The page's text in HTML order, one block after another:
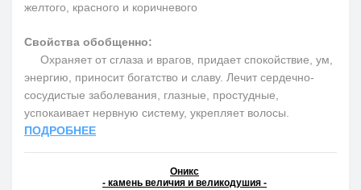
желтого, красного и коричневого
Свойства обобщенно:
Охраняет от сглаза и врагов, придает спокойствие, ум,
энергию, приносит богатство и славу. Лечит сердечно-
сосудистые заболевания, глазные, простудные,
успокаивает нервную систему, укрепляет волосы.
ПОДРОБНЕЕ
Оникс
- камень величия и великодушия -